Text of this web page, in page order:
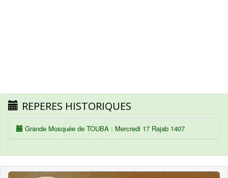
REPERES HISTORIQUES
Grande Mosquée de TOUBA : Mercredi 17 Rajab 1407